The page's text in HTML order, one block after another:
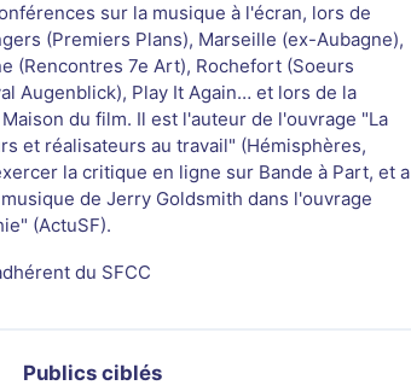
sur la musique à l'écran, lors de
(Premiers Plans), Marseille (ex-Aubagne),
(Rencontres 7e Art), Rochefort (Soeurs
Augenblick), Play It Again… et lors de la
du film. Il est l'auteur de l'ouvrage "La
et réalisateurs au travail" (Hémisphères,
la critique en ligne sur Bande à Part, et a
de Jerry Goldsmith dans l'ouvrage
(ActuSF).
du SFCC
Publics ciblés